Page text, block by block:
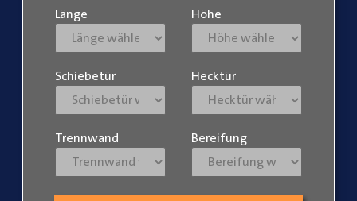
Länge Höhe
Schiebetür Hecktür
Trennwand Bereifung